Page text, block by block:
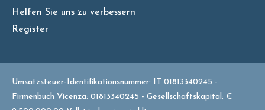
Helfen Sie uns zu verbessern
Register
Umsatzsteuer-Identifikationsnummer: IT 01813340245 -
Firmenbuch Vicenza: 01813340245 - Gesellschaftskapital: €